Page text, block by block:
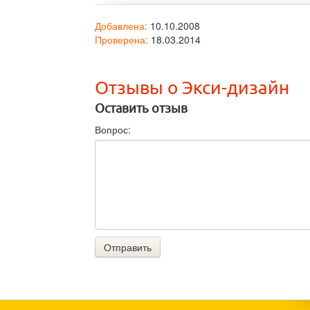
Добавлена: 10.10.2008
Проверена: 18.03.2014
Отзывы о Экси-дизайн
Оставить отзыв
Вопрос:
Отправить